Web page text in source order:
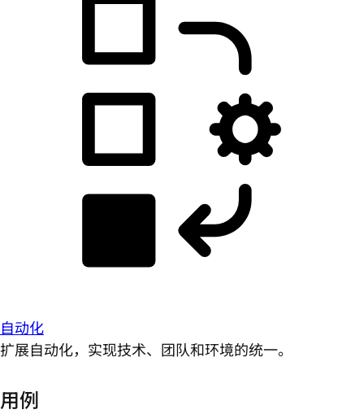
自动化
扩展自动化，实现技术、团队和环境的统一。
用例